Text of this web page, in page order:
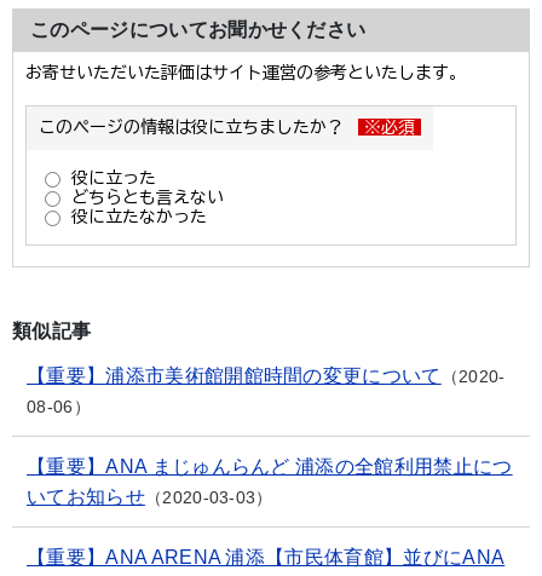
このページについてお聞かせください
類似記事
【重要】浦添市美術館開館時間の変更について
2020-
08-06
【重要】ANA まじゅんらんど 浦添の全館利用禁止につ
いてお知らせ
2020-03-03
【重要】ANA ARENA 浦添【市民体育館】並びにANA